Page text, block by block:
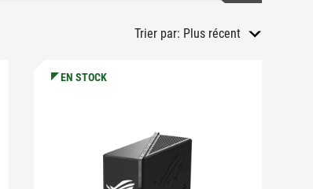
Trier par: Plus récent
EN STOCK